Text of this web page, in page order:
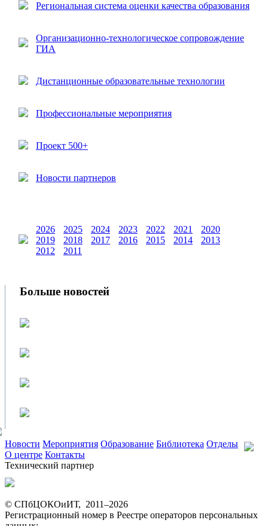
Региональная система оценки качества образования
Организационно-технологическое сопровождение
ГИА
Дистанционные образовательные технологии
Профессиональные мероприятия
Проект 500+
Новости партнеров
2026 2025 2024 2023 2022 2021
2020
2019
2018 2017 2016 2015 2014
2013
2012
2011
Больше новостей
Новости Мероприятия Образование Библиотека Отделы
О центре Контакты
Технический партнер
© СПбЦОКОиИТ, 2011–2026
Регистрационный номер в Реестре операторов персональных